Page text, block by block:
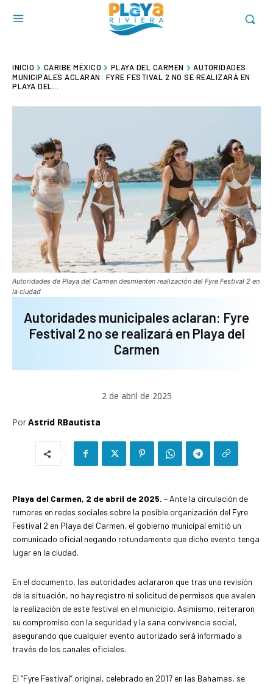
INICIO CARIBE MÉXICO PLAYA DEL CARMEN
AUTORIDADES
MUNICIPALES ACLARAN: FYRE FESTIVAL 2 NO SE REALIZARÁ EN
PLAYA DEL...
Autoridades de Playa del Carmen desmienten realización del Fyre Festival 2 en
la ciudad
Autoridades municipales aclaran: Fyre
Festival 2 no se realizará en Playa del
Carmen
2 de abril de 2025
PorAstrid RBautista
Playa del Carmen, 2 de abril de 2025. – Ante la circulación de
rumores en redes sociales sobre la posible organización del Fyre
Festival 2 en Playa del Carmen, el gobierno municipal emitió un
comunicado oficial negando rotundamente que dicho evento tenga
lugar en la ciudad.
En el documento, las autoridades aclararon que tras una revisión
de la situación, no hay registro ni solicitud de permisos que avalen
la realización de este festival en el municipio. Asimismo, reiteraron
su compromiso con la seguridad y la sana convivencia social,
asegurando que cualquier evento autorizado será informado a
través de los canales oficiales.
El “Fyre Festival” original, celebrado en 2017 en las Bahamas, se